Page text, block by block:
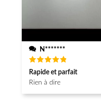
N*******
Note5
sur 5
Rapide et parfait
Rien à dire